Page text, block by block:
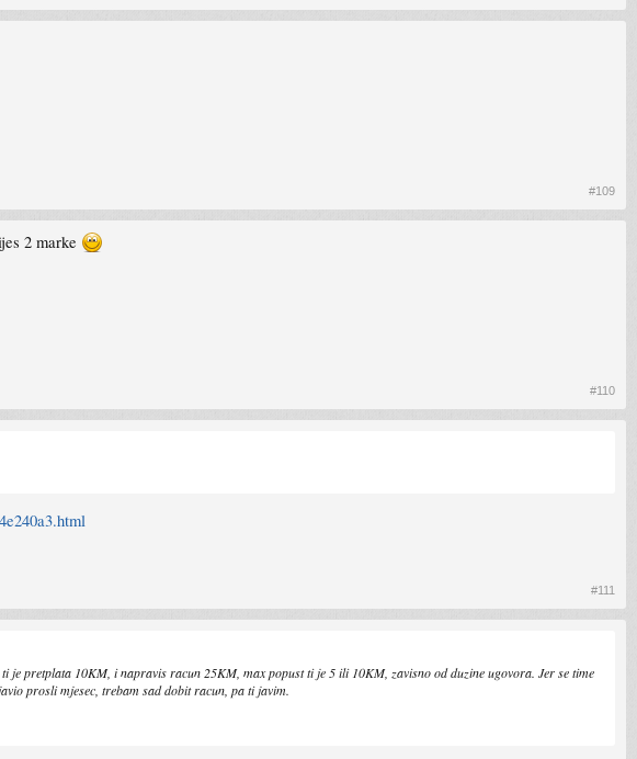
#109
2 marke
#110
#111
je pretplata 10KM, i napravis racun 25KM, max popust ti je 5 ili 10KM, zavisno od duzine ugovora. Jer se time
prosli mjesec, trebam sad dobit racun, pa ti javim.